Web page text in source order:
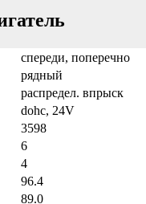
спереди, поперечно
рядный
распредел. впрыск
dohc, 24V
3598
6
4
96.4
89.0